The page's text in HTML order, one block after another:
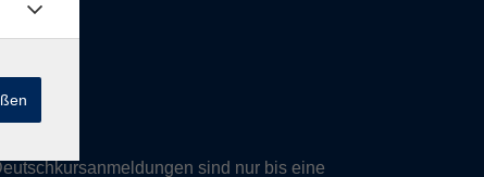
sind nur bis eine